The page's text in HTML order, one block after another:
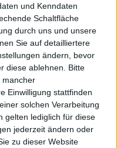
und Kenndaten
Schaltfläche
durch uns und unsere
Sie auf detailliertere
ändern, bevor
diese ablehnen.
Bitte
mancher
Einwilligung stattfinden
solchen Verarbeitung
gelten lediglich für diese
jederzeit ändern oder
zu dieser Website